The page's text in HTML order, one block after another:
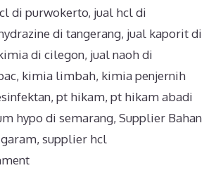
di purwokerto, jual hcl di
di tangerang, jual kaporit di
di cilegon, jual naoh di
, kimia limbah, kimia penjernih
, pt hikam, pt hikam abadi
hypo di semarang, Supplier Bahan
, supplier hcl